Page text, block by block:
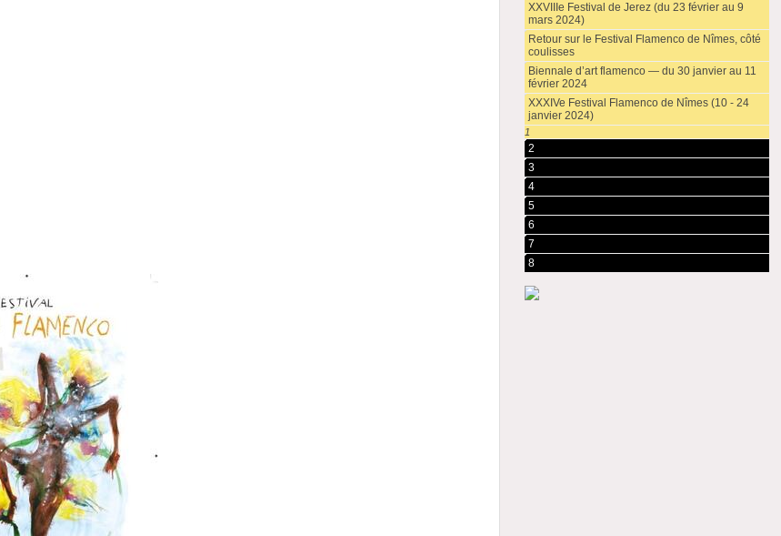
XXVIIIe Festival de Jerez (du 23 février au 9
mars 2024)
Retour sur le Festival Flamenco de Nîmes, côté
coulisses
Biennale d’art flamenco — du 30 janvier au 11
février 2024
XXXIVe Festival Flamenco de Nîmes (10 - 24
janvier 2024)
1
2
3
4
5
6
7
8